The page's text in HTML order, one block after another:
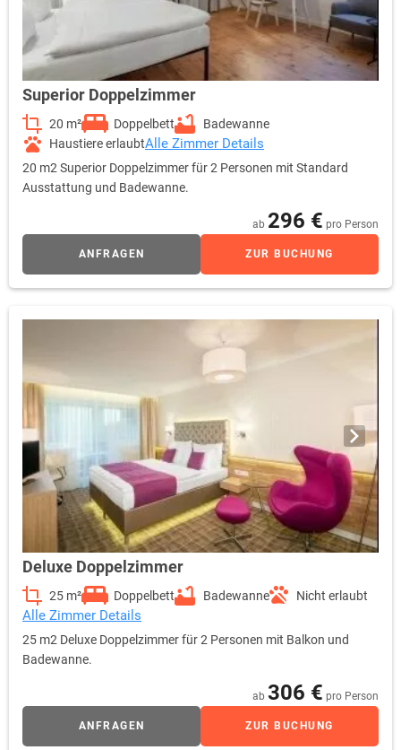
Superior Doppelzimmer
20 m² Doppelbett
Badewanne
Haustiere erlaubtAlle Zimmer Details
20 m2 Superior Doppelzimmer für 2 Personen mit Standard
Ausstattung und Badewanne.
ab 296 € pro Person
ANFRAGEN ZUR BUCHUNG
Deluxe Doppelzimmer
25 m² Doppelbett Badewanne Nicht erlaubt
Alle Zimmer Details
25 m2 Deluxe Doppelzimmer für 2 Personen mit Balkon und
Badewanne.
ab 306 € pro Person
ANFRAGEN ZUR BUCHUNG